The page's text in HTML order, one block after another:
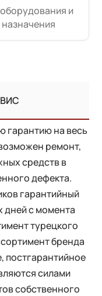
и
гарантию на весь
ремонт,
средств в
дефекта.
гарантийный
дней с момента
турецкого
бренда
постгарантийное
силами
собственного